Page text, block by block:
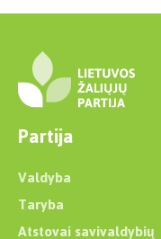
Partija
Valdyba
Taryba
Atstovai savivaldybių